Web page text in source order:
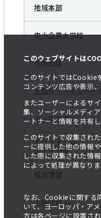
このウェブサイトは
このサイトではCookie
コンテンツ広告や表示
またユーザーによるサ
集、ソーシャルメディ
ートナーと情報を共有し
このサイトで収集され
ーに提供した他の情報
した際に収集された情
によって処理が異なりま
なお、Cookieに関する
いて、ヨーロッパ・ア
方は各ページに設置さ
地域本部
中小企業大学校
共済制度
全国のインキュベー
メールマガジン
イベント・セ
ミナー一覧
J-Net21